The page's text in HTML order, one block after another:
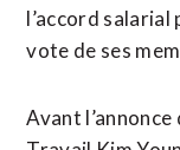
l’accord
vote de ses
Avant